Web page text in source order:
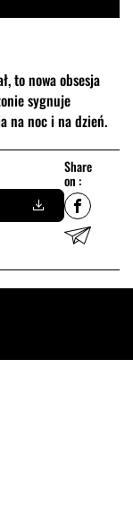
to nowa obsesja
sygnuje
na noc i na dzień.
Share
on :